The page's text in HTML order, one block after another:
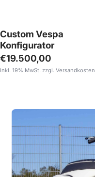
Custom Vespa
Konfigurator
Angebotspreis
€19.500,00
Inkl. 19% MwSt. zzgl. Versandkosten